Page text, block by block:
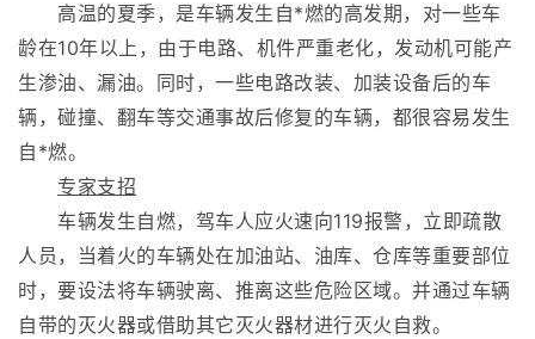
高温的夏季，是车辆发生自*燃的高发期，对一些车
龄在10年以上，由于电路、机件严重老化，发动机可能产
生渗油、漏油。同时，一些电路改装、加装设备后的车
辆，碰撞、翻车等交通事故后修复的车辆，都很容易发生
自*燃。
专家支招
车辆发生自燃，驾车人应火速向119报警，立即疏散
人员，当着火的车辆处在加油站、油库、仓库等重要部位
时，要设法将车辆驶离、推离这些危险区域。并通过车辆
自带的灭火器或借助其它灭火器材进行灭火自救。